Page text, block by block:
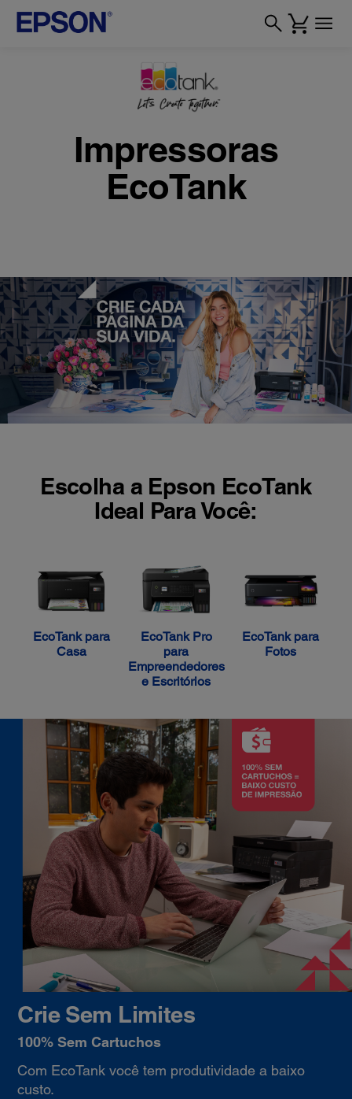
Impressoras
EcoTank
Escolha a Epson EcoTank
Ideal Para Você:
EcoTank para
Casa
EcoTank Pro
para
Empreendedores
e Escritórios
EcoTank para
Fotos
Crie Sem Limites
100% Sem Cartuchos
Com EcoTank você tem produtividade a baixo
custo.